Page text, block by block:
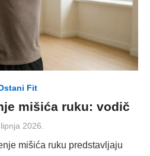
Fit
mišića ruku: vodič
2026.
mišića ruku predstavljaju